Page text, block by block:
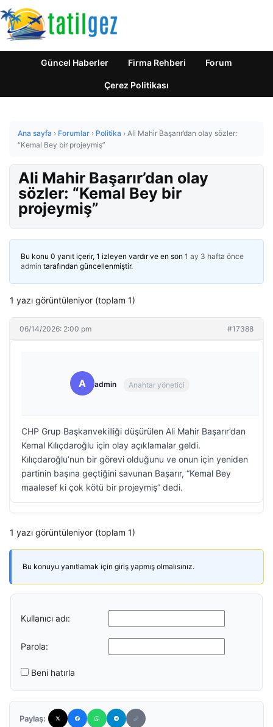
Güncel Haberler Firma Rehberi Forum
Çerez Politikası
Ana sayfa › Forumlar › Politika › Ali Mahir Başarır’dan olay sözler:
“Kemal Bey bir projeymiş”
Ali Mahir Başarır’dan olay
sözler: “Kemal Bey bir
projeymiş”
Bu konu 0 yanıt içerir, 1 izleyen vardır ve en son 1 ay 3 hafta önce
admin tarafından güncellenmiştir.
1 yazı görüntüleniyor (toplam 1)
06/14/2026: 2:00 pm #17388
A admin Anahtar yönetici
CHP Grup Başkanvekilliği düşürülen Ali Mahir Başarır’dan
Kemal Kılıçdaroğlu için olay açıklamalar geldi.
Kılıçdaroğlu’nun bir görevi olduğunu ve onun için yeniden
partinin başına geçtiğini savunan Başarır, “Kemal Bey
maalesef ki çok kötü bir projeymiş” dedi.
1 yazı görüntüleniyor (toplam 1)
Bu konuyu yanıtlamak için giriş yapmış olmalısınız.
Kullanıcı adı:
Parola:
Beni hatırla
Paylaş: